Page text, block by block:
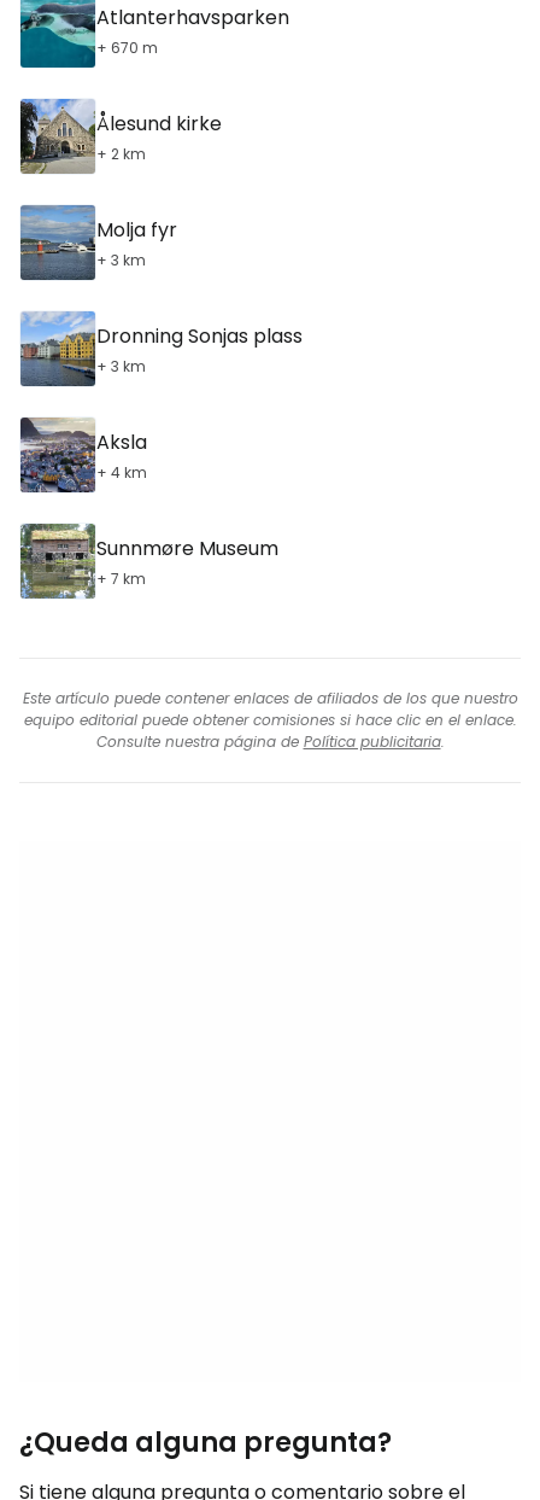
Atlanterhavsparken
+ 670 m
Ålesund kirke
+ 2 km
Molja fyr
+ 3 km
Dronning Sonjas plass
+ 3 km
Aksla
+ 4 km
Sunnmøre Museum
+ 7 km
Este artículo puede contener enlaces de afiliados de los que nuestro
equipo editorial puede obtener comisiones si hace clic en el enlace.
Consulte nuestra página de Política publicitaria.
¿Queda alguna pregunta?
Si tiene alguna pregunta o comentario sobre el